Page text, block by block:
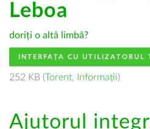
Leboa
doriți o altă limbă?
INTERFAȚA CU UTILIZATORUL
252 KB (Torent, Informații)
Ajutorul